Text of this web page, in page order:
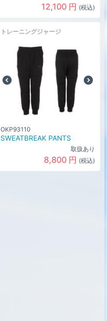
12,100 円 (税込)
トレーニングジャージ
OKP93110
SWEATBREAK PANTS
取扱あり
8,800 円 (税込)